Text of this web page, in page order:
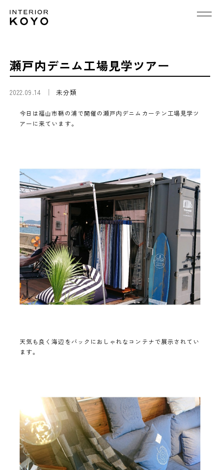
瀬戸内デニム工場見学ツアー
2022.09.14 未分類
今日は福山市鞆の浦で開催の瀬戸内デニムカーテン工場見学ツ
アーに来ています。
天気も良く海辺をバックにおしゃれなコンテナで展示されてい
ます。